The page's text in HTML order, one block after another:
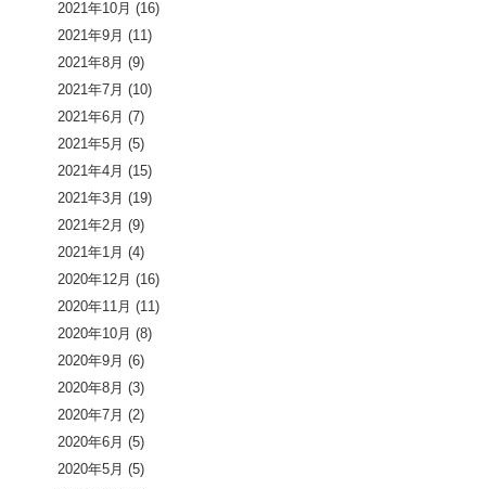
2021年10月 (16)
2021年9月 (11)
2021年8月 (9)
2021年7月 (10)
2021年6月 (7)
2021年5月 (5)
2021年4月 (15)
2021年3月 (19)
2021年2月 (9)
2021年1月 (4)
2020年12月 (16)
2020年11月 (11)
2020年10月 (8)
2020年9月 (6)
2020年8月 (3)
2020年7月 (2)
2020年6月 (5)
2020年5月 (5)